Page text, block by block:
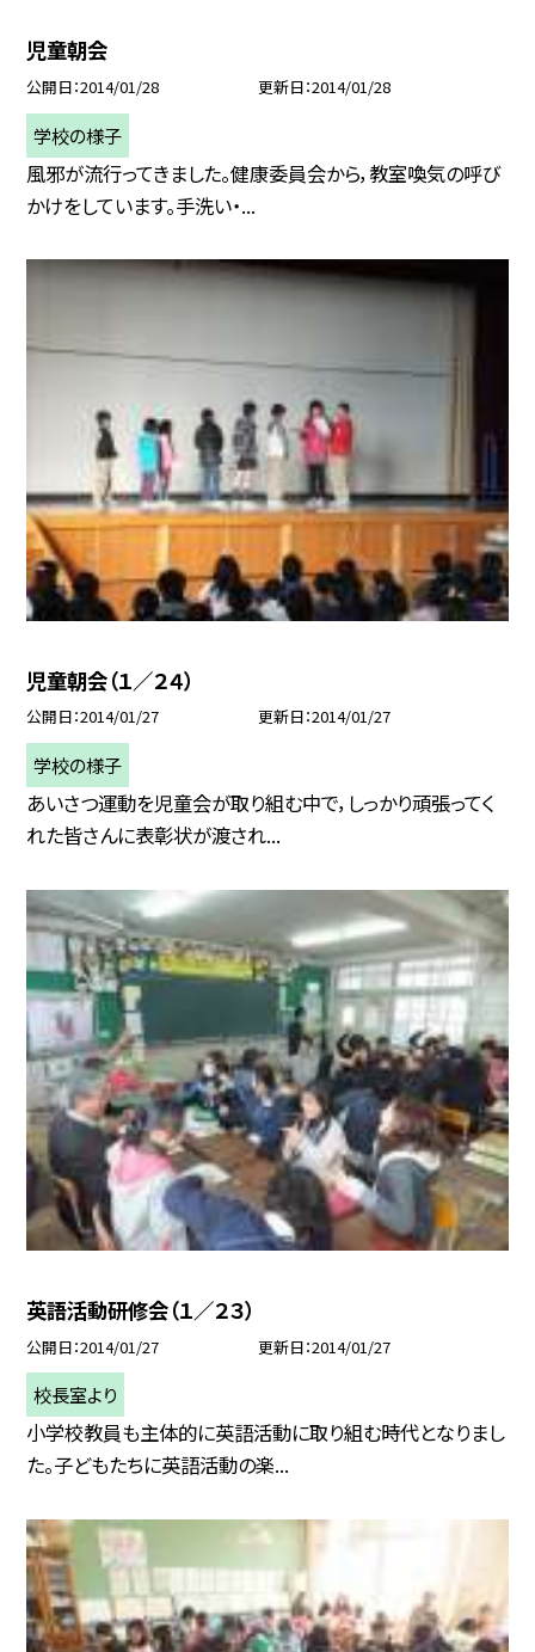
児童朝会
公開日 2014/01/28 更新日 2014/01/28
学校の様子
風邪が流行ってきました。健康委員会から，教室喚気の呼び
かけをしています。手洗い・...
児童朝会（１／２４）
公開日 2014/01/27 更新日 2014/01/27
学校の様子
あいさつ運動を児童会が取り組む中で，しっかり頑張ってく
れた皆さんに表彰状が渡され...
英語活動研修会（１／２３）
公開日 2014/01/27 更新日 2014/01/27
校長室より
小学校教員も主体的に英語活動に取り組む時代となりまし
た。子どもたちに英語活動の楽...